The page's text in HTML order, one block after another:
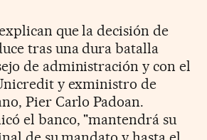
que la decisión de
tras una dura batalla
de administración y con el
y exministro de
Pier Carlo Padoan.
el banco, "mantendrá su